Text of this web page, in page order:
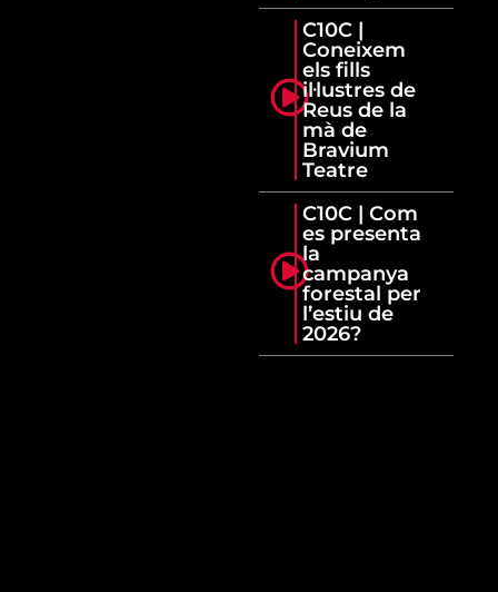
C10C |
Coneixem
els fills
il·lustres de
Reus de la
mà de
Bravium
Teatre
C10C | Com
es presenta
la
campanya
forestal per
l’estiu de
2026?